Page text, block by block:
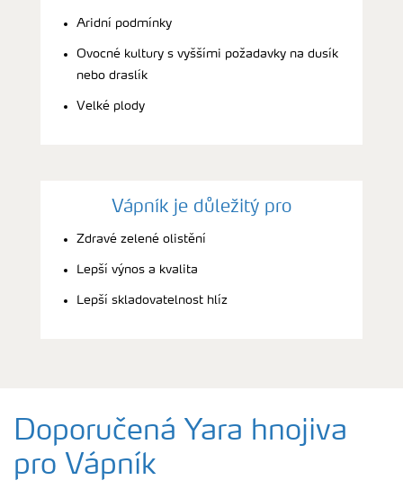
Aridní podmínky
Ovocné kultury s vyššími požadavky na dusík
nebo draslík
Velké plody
Vápník je důležitý pro
Zdravé zelené olistění
Lepší výnos a kvalita
Lepší skladovatelnost hlíz
Doporučená Yara hnojiva
pro Vápník